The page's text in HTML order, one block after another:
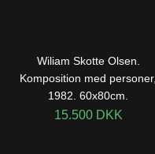
Wiliam Skotte Olsen.
Komposition med personer,
1982. 60x80cm.
15.500 DKK